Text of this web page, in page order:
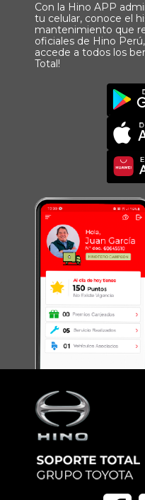
Con la Hino APP
tu celular, conoce el
mantenimiento que
oficiales de Hino
accede a todos los
Total!